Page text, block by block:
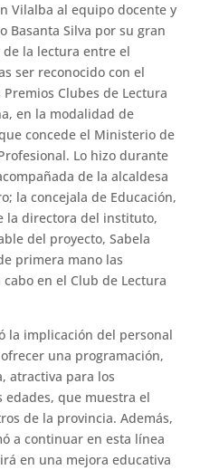
Vilalba al equipo docente y
Basanta Silva por su gran
la lectura entre el
ser reconocido con el
Clubes de Lectura
en la modalidad de
concede el Ministerio de
Lo hizo durante
de la alcaldesa
la concejala de Educación,
la directora del instituto,
del proyecto, Sabela
primera mano las
en el Club de Lectura
la implicación del personal
una programación,
atractiva para los
que muestra el
de la provincia. Además,
a continuar en esta línea
en una mejora educativa